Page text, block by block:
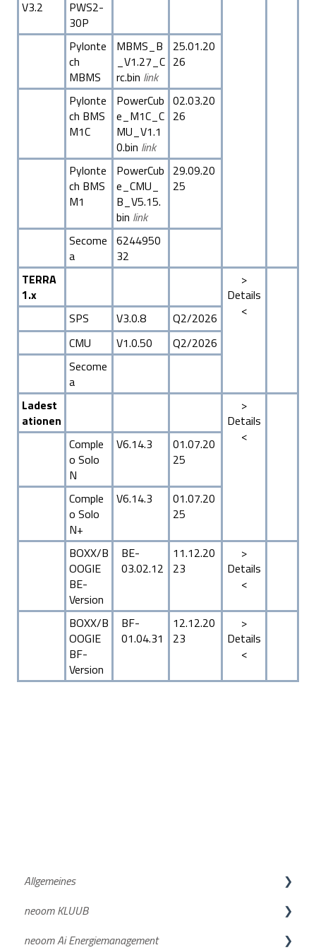
V3.2
PWS2-
30P
Pylonte
ch
MBMS
MBMS_B
_V1.27_C
rc.bin link
25.01.20
26
Pylonte
ch BMS
M1C
PowerCub
e_M1C_C
MU_V1.1
0.bin link
02.03.20
26
Pylonte
ch BMS
M1
PowerCub
e_CMU_
B_V5.15.
bin link
29.09.20
25
Secome
a
6244950
32
TERRA
1.x
>
Details
<
SPS V3.0.8
Q2/2026
CMU
V1.0.50
Q2/2026
Secome
a
Ladest
ationen
>
Details
<
Comple
o Solo
N
V6.14.3
01.07.20
25
Comple
o Solo
N+
V6.14.3
01.07.20
25
BOXX/B
OOGIE
BE-
Version
BE-
03.02.12
11.12.20
23
>
Details
<
BOXX/B
OOGIE
BF-
Version
BF-
01.04.31
12.12.20
23
>
Details
<
Allgemeines
neoom APP
Netzanmeldung
neoom KLUUB
Suche deiner Energiegemeinschaft
neoom Ai Energiemanagement